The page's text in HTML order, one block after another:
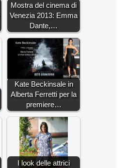
Mostra del cinema di
Venezia 2013: Emma
Dante,…
Kate Beckinsale in
Alberta Ferretti per la
premiere…
I look delle attrici